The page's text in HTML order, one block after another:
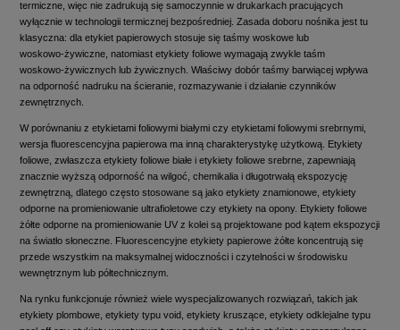
termiczne, więc nie zadrukują się samoczynnie w drukarkach pracujących
wyłącznie w technologii termicznej bezpośredniej. Zasada doboru nośnika jest tu
klasyczna: dla etykiet papierowych stosuje się taśmy woskowe lub
woskowo‑żywiczne, natomiast etykiety foliowe wymagają zwykle taśm
woskowo‑żywicznych lub żywicznych. Właściwy dobór taśmy barwiącej wpływa
na odporność nadruku na ścieranie, rozmazywanie i działanie czynników
zewnętrznych.
W porównaniu z etykietami foliowymi białymi czy etykietami foliowymi srebrnymi,
wersja fluorescencyjna papierowa ma inną charakterystykę użytkową. Etykiety
foliowe, zwłaszcza etykiety foliowe białe i etykiety foliowe srebrne, zapewniają
znacznie wyższą odporność na wilgoć, chemikalia i długotrwałą ekspozycję
zewnętrzną, dlatego często stosowane są jako etykiety znamionowe, etykiety
odporne na promieniowanie ultrafioletowe czy etykiety na opony. Etykiety foliowe
żółte odporne na promieniowanie UV z kolei są projektowane pod kątem ekspozycji
na światło słoneczne. Fluorescencyjne etykiety papierowe żółte koncentrują się
przede wszystkim na maksymalnej widoczności i czytelności w środowisku
wewnętrznym lub półtechnicznym.
Na rynku funkcjonuje również wiele wyspecjalizowanych rozwiązań, takich jak
etykiety plombowe, etykiety typu void, etykiety kruszące, etykiety odklejalne typu